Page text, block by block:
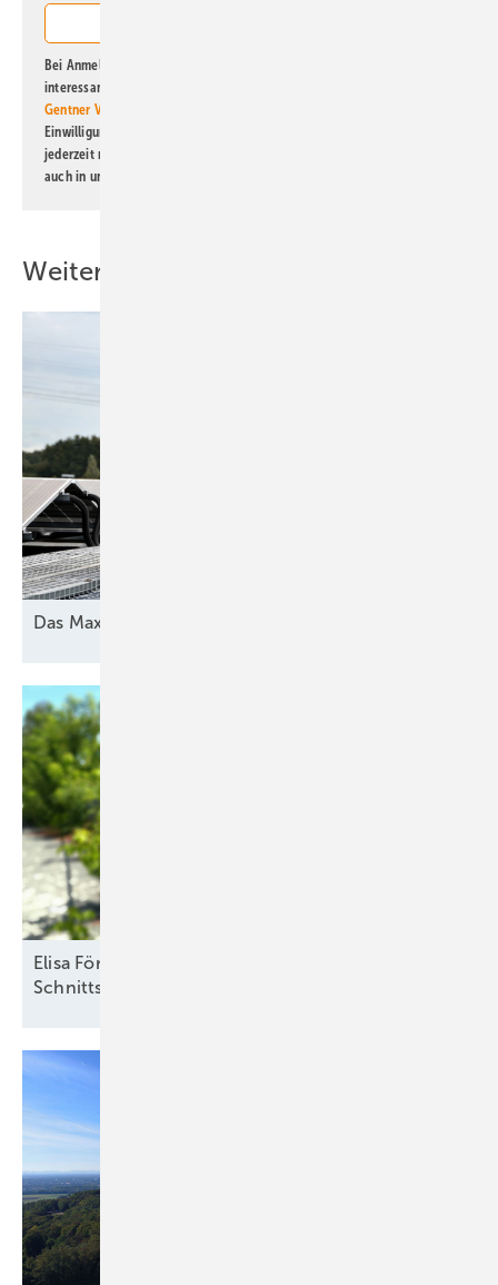
Bei Anmeldung zu diesem Newsletter bin ich damit einverstanden, über
interessante Verlags- und Online-Angebote
Gentner Verlag GmbH & Co. KG
Einwilligung kann ich jederzeit widerrufen und eine Abmeldung ist
jederzeit möglich. Informationen zum Umgang mit Daten finden Sie
auch in unserer
Weitere Inhalte
Das Maximum
Elisa Förster vom Solarzentrum Berlin: „Definierte
Schnittstellen sind